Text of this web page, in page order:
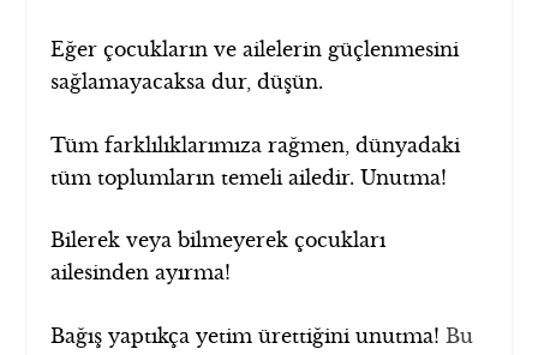
Eğer çocukların ve ailelerin güçlenmesini
sağlamayacaksa dur, düşün.
Tüm farklılıklarımıza rağmen, dünyadaki
tüm toplumların temeli ailedir. Unutma!
Bilerek veya bilmeyerek çocukları
ailesinden ayırma!
Bağış yaptıkça yetim ürettiğini unutma! Bu